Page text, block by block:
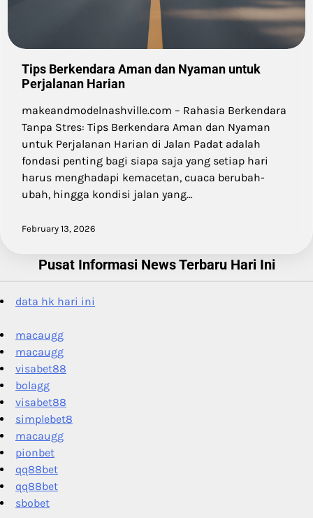
Tips Berkendara Aman dan Nyaman untuk
Perjalanan Harian
makeandmodelnashville.com – Rahasia Berkendara
Tanpa Stres: Tips Berkendara Aman dan Nyaman
untuk Perjalanan Harian di Jalan Padat adalah
fondasi penting bagi siapa saja yang setiap hari
harus menghadapi kemacetan, cuaca berubah-
ubah, hingga kondisi jalan yang…
February 13, 2026
Pusat Informasi News Terbaru Hari Ini
data hk hari ini
macaugg
macaugg
visabet88
bolagg
visabet88
simplebet8
macaugg
pionbet
qq88bet
qq88bet
sbobet